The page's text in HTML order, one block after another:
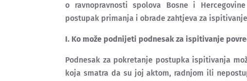
o ravnopravnosti spolova Bosne i
postupak primanja i obrade zahtjeva za
I. Ko može podnijeti podnesak za ispitivanje
Podnesak za pokretanje postupka ispitivanja
koja smatra da su joj aktom, radnjom ili